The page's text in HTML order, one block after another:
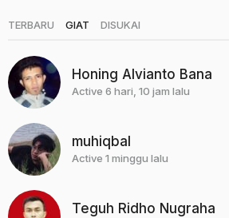
TERBARU GIAT DISUKAI
Honing Alvianto Bana
Active 6 hari, 10 jam lalu
muhiqbal
Active 1 minggu lalu
Teguh Ridho Nugraha